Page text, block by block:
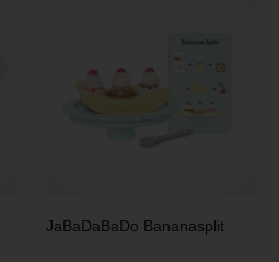
JaBaDaBaDo Bananasplit